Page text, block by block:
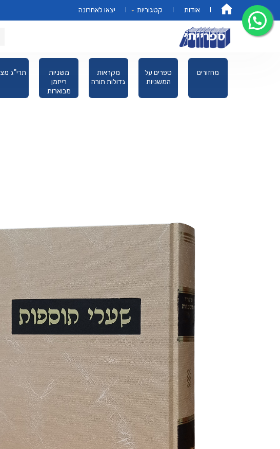
אודות קטגוריות יצאו לאחרונה
משניות
מהדורת כיס
גדולות תורה
ספרים על
המשניות
מחזורים